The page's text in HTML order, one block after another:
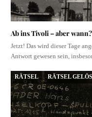
Ab ins Tivoli – aber wann?
Jetzt! Das wird dieser Tage
Antwort gewesen sein,
RÄTSEL RÄTSEL